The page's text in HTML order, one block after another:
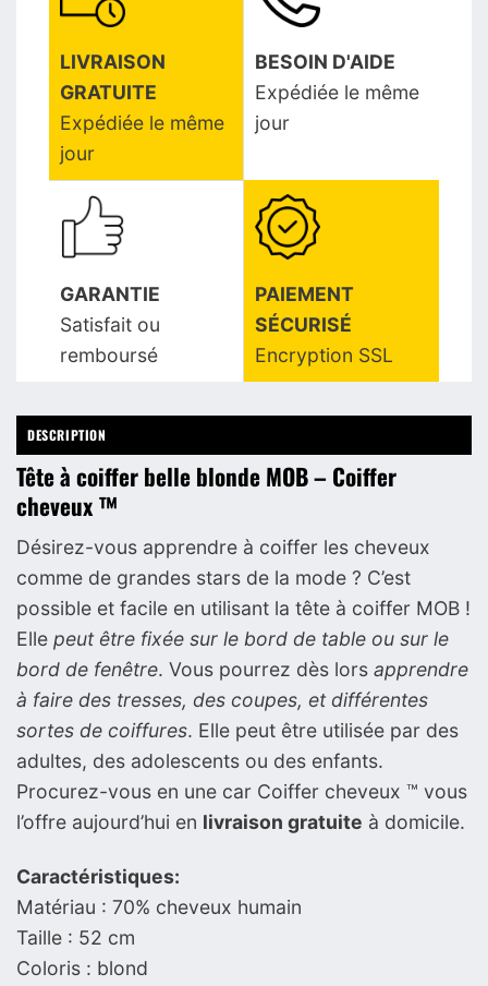
LIVRAISON
GRATUITE
Expédiée le même
jour
BESOIN D'AIDE
Expédiée le même
jour
GARANTIE
Satisfait ou
remboursé
PAIEMENT
SÉCURISÉ
Encryption SSL
DESCRIPTION
Tête à coiffer belle blonde MOB – Coiffer
cheveux ™
Désirez-vous apprendre à coiffer les cheveux
comme de grandes stars de la mode ? C’est
possible et facile en utilisant la tête à coiffer MOB !
Elle peut être fixée sur le bord de table ou sur le
bord de fenêtre. Vous pourrez dès lors apprendre
à faire des tresses, des coupes, et différentes
sortes de coiffures. Elle peut être utilisée par des
adultes, des adolescents ou des enfants.
Procurez-vous en une car Coiffer cheveux ™ vous
l’offre aujourd’hui en livraison gratuite à domicile.
Caractéristiques:
Matériau : 70% cheveux humain
Taille : 52 cm
Coloris : blond